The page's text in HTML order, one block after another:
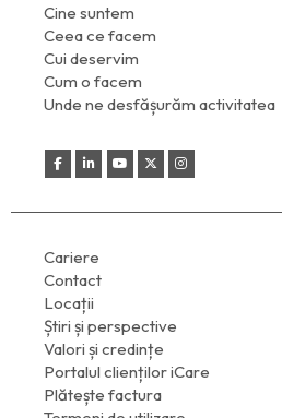
Cine suntem
Ceea ce facem
Cui deservim
Cum o facem
Unde ne desfășurăm activitatea
Cariere
Contact
Locații
Știri și perspective
Valori și credințe
Portalul clienților iCare
Plătește factura